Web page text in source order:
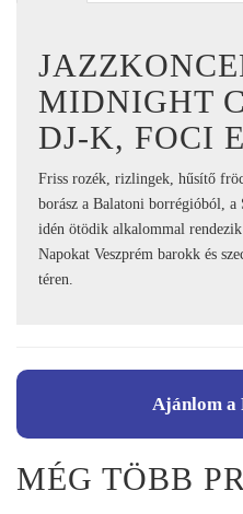
MIDNIGHT
DJ-K, FOCI
Friss rozék, rizlingek, hűsítő
borász a Balatoni borrégióból,
idén ötödik alkalommal
Napokat Veszprém barokk és
téren.
Ajánlom a
MÉG TÖBB